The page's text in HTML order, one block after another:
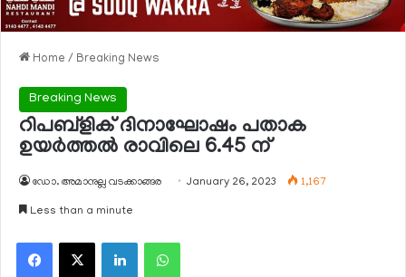
Home / Breaking News
Breaking News
റിപബ്‌ളിക് ദിനാഘോഷം പതാക
ഉയര്‍ത്തല്‍ രാവിലെ 6.45 ന്
ഡോ. അമാനുല്ല വടക്കാങ്ങര January 26, 2023 1,167
Less than a minute
Facebook
X LinkedInWhatsApp